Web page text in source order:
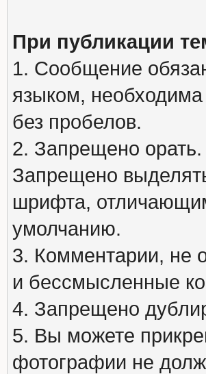
При публикации
1. Сообщение
языком,
без пробелов.
2. Запрещено
Запрещено
шрифта,
умолчанию.
3. Комментарии, не
и бессмысленные
4. Запрещено
5. Вы можете
фотографии не